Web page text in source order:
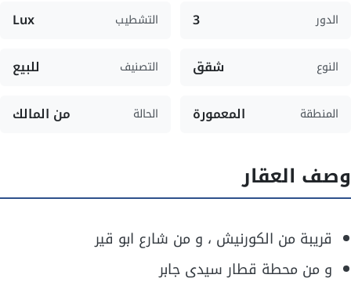
الدور 3 التشطيب Lux
النوع شقق التصنيف للبيع
المنطقة المعمورة الحالة من المالك
وصف العقار
قريبة من الكورنيش ، و من شارع ابو قير
و من محطة قطار سيدى جابر